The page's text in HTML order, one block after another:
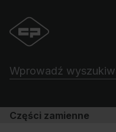
Części zamienne